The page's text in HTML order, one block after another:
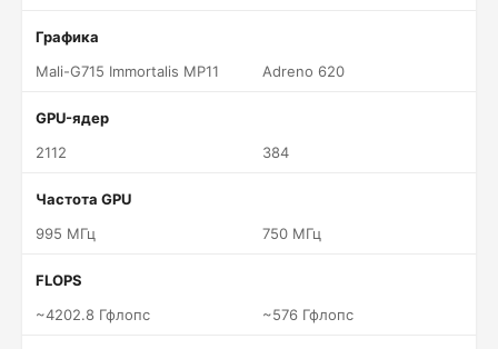
Графика
Mali-G715 Immortalis MP11
Adreno 620
GPU-ядер
2112
384
Частота GPU
995 МГц
750 МГц
FLOPS
~4202.8 Гфлопс
~576 Гфлопс